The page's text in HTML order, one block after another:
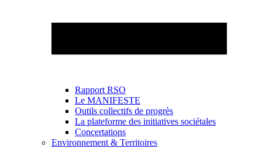
Rapport RSO
Le MANIFESTE
Outils collectifs de progrès
La plateforme des initiatives sociétales
Concertations
Environnement & Territoires